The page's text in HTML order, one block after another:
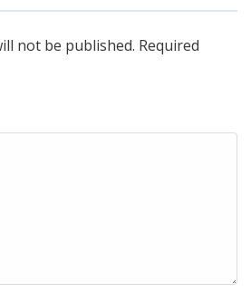
not be published. Required